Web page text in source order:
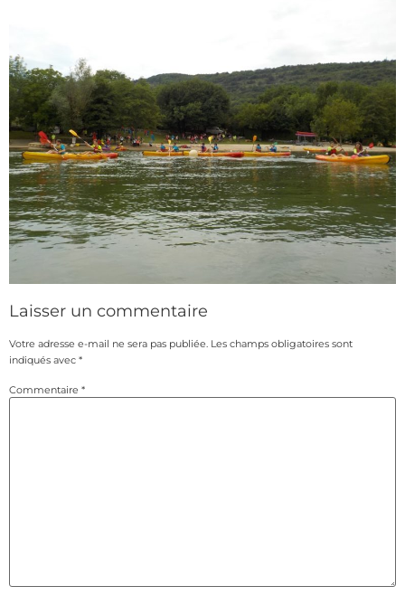
Laisser un commentaire
Votre adresse e-mail ne sera pas publiée. Les champs obligatoires sont
indiqués avec *
Commentaire *